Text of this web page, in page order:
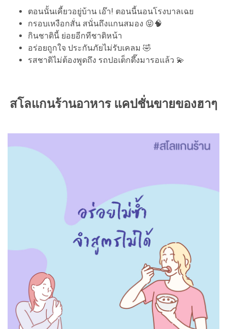
ตอนนั้นเคี้ยวอยู่บ้าน เอ๊า! ตอนนี้นอนโรงบาลเฉย
กรอบเหงือกสั่น สนั่นถึงแกนสมอง 😝🧠
กินชาตินี้ ย่อยอีกทีชาติหน้า
อร่อยถูกใจ ประกันภัยไม่รับเคลม 🤣
รสชาติไม่ต้องพูดถึง รถปอเต็กตึ๊งมารอแล้ว 💫
สโลแกนร้านอาหาร แคปชั่นขายของฮาๆ